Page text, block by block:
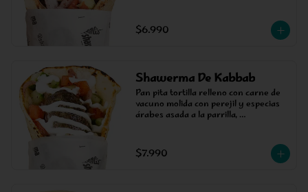
$6.990
Shawerma De Kabbab
Pan pita tortilla relleno con carne de
vacuno molida con perejil y especias
árabes asada a la parrilla,
$7.990